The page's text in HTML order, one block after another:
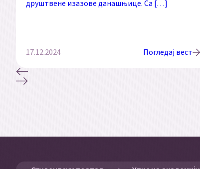
друштвене изазове данашњице. Са […]
17.12.2024 Погледај вест